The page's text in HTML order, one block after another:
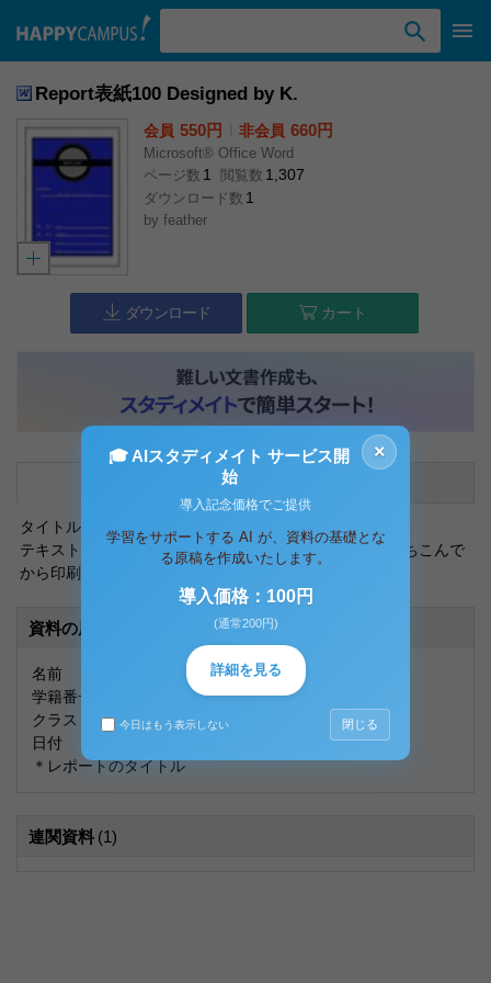
Report表紙100 Designed by K.
会員 550円 非会員 660円
Microsoft® Office Word
ページ数 1 閲覧数 1,307
ダウンロード数 1
by feather
ダウンロード カート
タイトルをロゴ風にしたレポート表紙。
テキストボックスもキチンと配置してありますので、打ちこんで
から印刷もできます。
資料の原本内容
名前
学籍番号
クラス
日付
＊レポートのタイトル
連関資料 (1)
×
🎓 AIスタディメイト サービス開
始
導入記念価格でご提供
学習をサポートする AI が、資料の基礎とな
る原稿を作成いたします。
導入価格：100円
(通常200円)
詳細を見る
今日はもう表示しない 閉じる